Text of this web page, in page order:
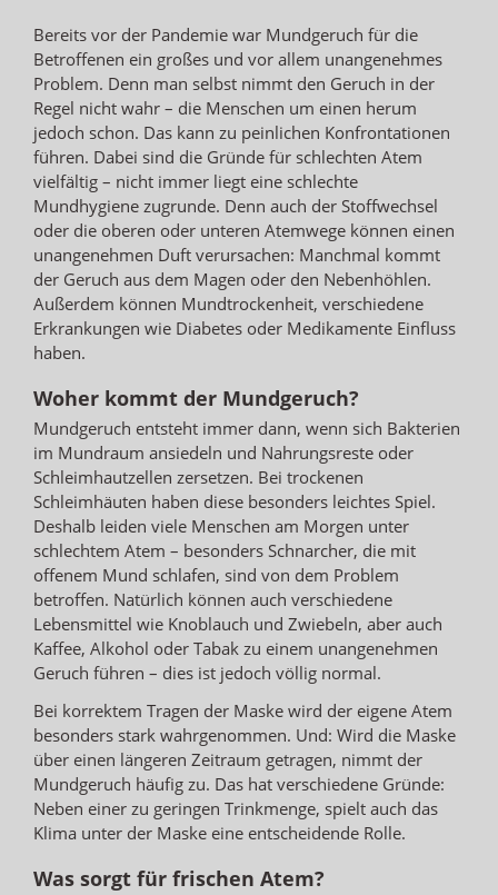
Bereits vor der Pandemie war Mundgeruch für die
Betroffenen ein großes und vor allem unangenehmes
Problem. Denn man selbst nimmt den Geruch in der
Regel nicht wahr – die Menschen um einen herum
jedoch schon. Das kann zu peinlichen Konfrontationen
führen. Dabei sind die Gründe für schlechten Atem
vielfältig – nicht immer liegt eine schlechte
Mundhygiene zugrunde. Denn auch der Stoffwechsel
oder die oberen oder unteren Atemwege können einen
unangenehmen Duft verursachen: Manchmal kommt
der Geruch aus dem Magen oder den Nebenhöhlen.
Außerdem können Mundtrockenheit, verschiedene
Erkrankungen wie Diabetes oder Medikamente Einfluss
haben.
Woher kommt der Mundgeruch?
Mundgeruch entsteht immer dann, wenn sich Bakterien
im Mundraum ansiedeln und Nahrungsreste oder
Schleimhautzellen zersetzen. Bei trockenen
Schleimhäuten haben diese besonders leichtes Spiel.
Deshalb leiden viele Menschen am Morgen unter
schlechtem Atem – besonders Schnarcher, die mit
offenem Mund schlafen, sind von dem Problem
betroffen. Natürlich können auch verschiedene
Lebensmittel wie Knoblauch und Zwiebeln, aber auch
Kaffee, Alkohol oder Tabak zu einem unangenehmen
Geruch führen – dies ist jedoch völlig normal.
Bei korrektem Tragen der Maske wird der eigene Atem
besonders stark wahrgenommen. Und: Wird die Maske
über einen längeren Zeitraum getragen, nimmt der
Mundgeruch häufig zu. Das hat verschiedene Gründe:
Neben einer zu geringen Trinkmenge, spielt auch das
Klima unter der Maske eine entscheidende Rolle.
Was sorgt für frischen Atem?